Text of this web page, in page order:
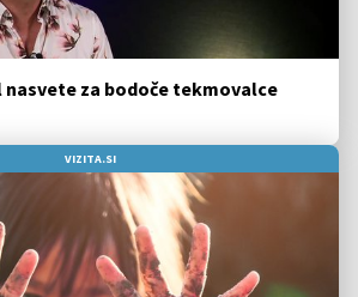
za bodoče tekmovalce
VIZITA.SI